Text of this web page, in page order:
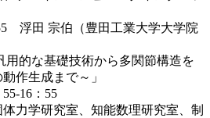
浮田 宗伯（豊田工業大学大学院
用的な基礎技術から多関節構造を
作生成まで～ 」
16：55
力学研究室、知能数理研究室、制